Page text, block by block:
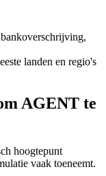
en grondstoffen
landen en regio's
AGENT te
hoogtepunt
vaak toeneemt.